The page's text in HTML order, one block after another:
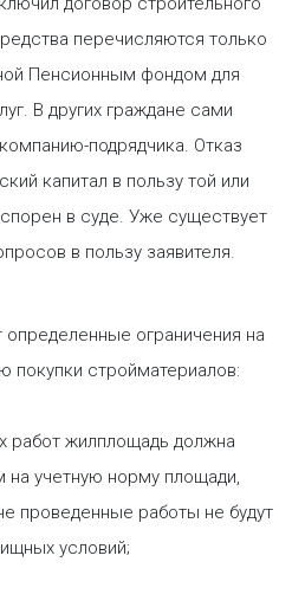
перечисляются только
Пенсионным фондом для
В других граждане сами
подрядчика. Отказ
капитал в пользу той или
в суде. Уже существует
в пользу заявителя.
ограничения на
покупки стройматериалов:
работ жилплощадь должна
на учетную норму площади,
проведенные работы не будут
условий;